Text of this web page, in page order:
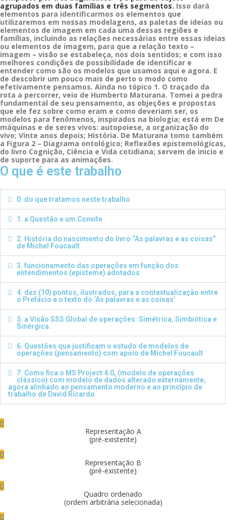
agrupados em duas famílias e três segmentos. Isso dará
elementos para identificarmos os elementos que
utilizaremos em nossas modelagens, as paletas de ideias ou
elementos de imagem em cada uma dessas regiões e
famílias, incluindo as relações necessárias entre essas ideias
ou elementos de imagem, para que a relação texto –
imagem – visão se estabeleça, nos dois sentidos; e com isso
melhores condições de possibilidade de identificar e
entender como são os modelos que usamos aqui e agora. E
de descobrir um pouco mais de perto o modo como
efetivamente pensamos. Ainda no tópico 1. O traçado da
rota a percorrer, veio de Humberto Maturana. Tomei a pedra
fundamental de seu pensamento, as objeções e propostas
que ele fez sobre como eram e como deveriam ser, os
modelos para fenômenos, inspirados na biologia; está em De
máquinas e de seres vivos: autopoiese, a organização do
vivo; Vinte anos depois; História. De Maturana tomo também
a Figura 2 – Diagrama ontológico; Reflexões epistemológicas,
do livro Cognição, Ciência e Vida cotidiana; servem de inicio e
de suporte para as animações.
O que é este trabalho
0. do que tratamos neste trabalho
1. a Questão e um Convite
2. História do nascimento do livro “As palavras e as coisas”
de Michel Foucault
3. funcionamento das operações em função dos
entendimentos (episteme) adotados
4. dez (10) pontos, ilustrados, para a contextualização entre
o Prefácio e o texto do ‘As palavras e as coisas’
5. a Visão SSS Global de operações: Simétrica, Simbiótica e
Sinérgica
6. Questões que justificam o estudo de modelos de
operações (pensamento) com apoio de Michel Foucault
7. Como fica o MS Project 4.0, (modelo de operações
clássico) com modelo de dados alterado externamente,
agora alinhado ao pensamento moderno e ao princípio de
trabalho de David Ricardo
Representação A
(pré-existente)
Representação B
(pré-existente)
Quadro ordenado
(ordem arbitrária selecionada)